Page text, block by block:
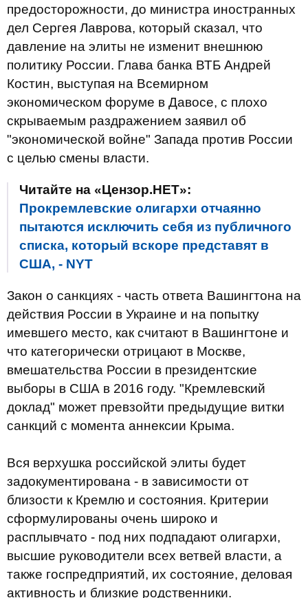
предосторожности, до министра иностранных
дел Сергея Лаврова, который сказал, что
давление на элиты не изменит внешнюю
политику России. Глава банка ВТБ Андрей
Костин, выступая на Всемирном
экономическом форуме в Давосе, с плохо
скрываемым раздражением заявил об
"экономической войне" Запада против России
с целью смены власти.
Читайте на «Цензор.НЕТ»:
Прокремлевские олигархи отчаянно
пытаются исключить себя из публичного
списка, который вскоре представят в
США, - NYT
Закон о санкциях - часть ответа Вашингтона на
действия России в Украине и на попытку
имевшего место, как считают в Вашингтоне и
что категорически отрицают в Москве,
вмешательства России в президентские
выборы в США в 2016 году. "Кремлевский
доклад" может превзойти предыдущие витки
санкций с момента аннексии Крыма.
Вся верхушка российской элиты будет
задокументирована - в зависимости от
близости к Кремлю и состояния. Критерии
сформулированы очень широко и
расплывчато - под них подпадают олигархи,
высшие руководители всех ветвей власти, а
также госпредприятий, их состояние, деловая
активность и близкие родственники.